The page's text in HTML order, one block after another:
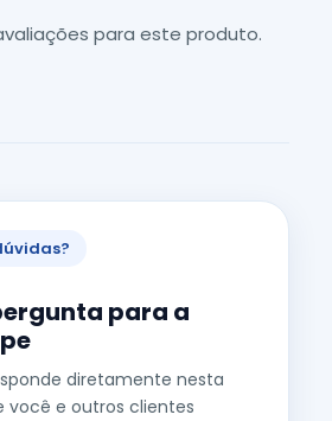
para este produto.
para a
diretamente nesta
você e outros clientes